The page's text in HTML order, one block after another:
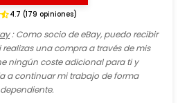
4.7 (179 opiniones)
: Como socio de eBay, puedo recibir
una compra a través de mis
ningún coste adicional para ti y
a continuar mi trabajo de forma